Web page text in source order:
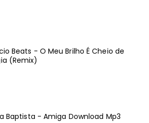
Beats - O Meu Brilho É Cheio de
(Remix)
Baptista - Amiga Download Mp3